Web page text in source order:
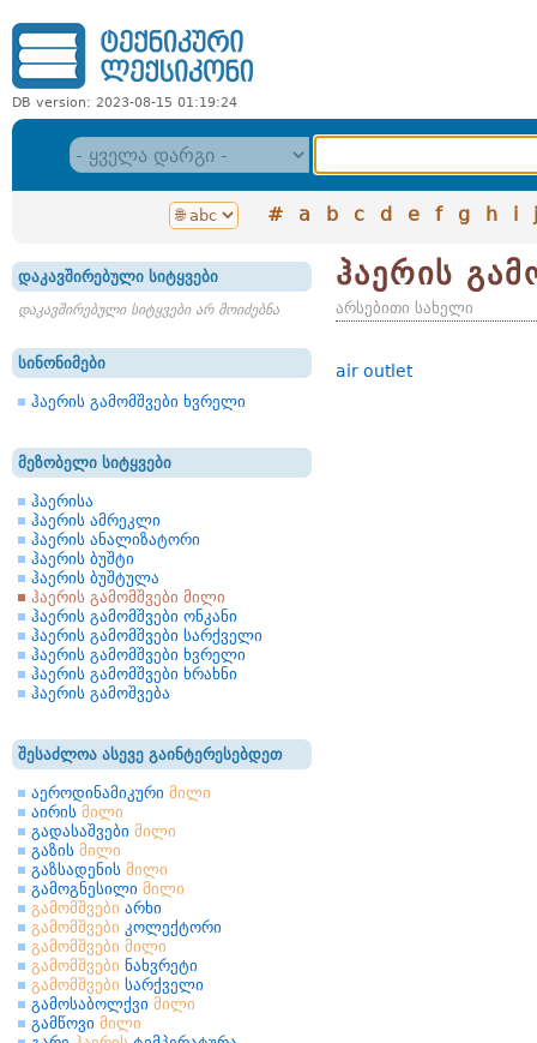
DB version: 2023-08-15 01:19:24
# a b c d e f g h i j
დაკავშირებული სიტყვები
დაკავშირებული სიტყვები არ მოიძებნა
სინონიმები
ჰაერის გამომშვები ხვრელი
მეზობელი სიტყვები
ჰაერისა
ჰაერის ამრეკლი
ჰაერის ანალიზატორი
ჰაერის ბუშტი
ჰაერის ბუშტულა
ჰაერის გამომშვები მილი
ჰაერის გამომშვები ონკანი
ჰაერის გამომშვები სარქველი
ჰაერის გამომშვები ხვრელი
ჰაერის გამომშვები ხრახნი
ჰაერის გამოშვება
შესაძლოა ასევე გაინტერესებდეთ
აეროდინამიკური მილი
აირის მილი
გადასაშვები მილი
გაზის მილი
გაზსადენის მილი
გამოგნესილი მილი
გამომშვები არხი
გამომშვები კოლექტორი
გამომშვები მილი
გამომშვები ნახვრეტი
გამომშვები სარქველი
გამოსაბოლქვი მილი
გამწოვი მილი
ჰაერის
არსებითი სახელი
air outlet